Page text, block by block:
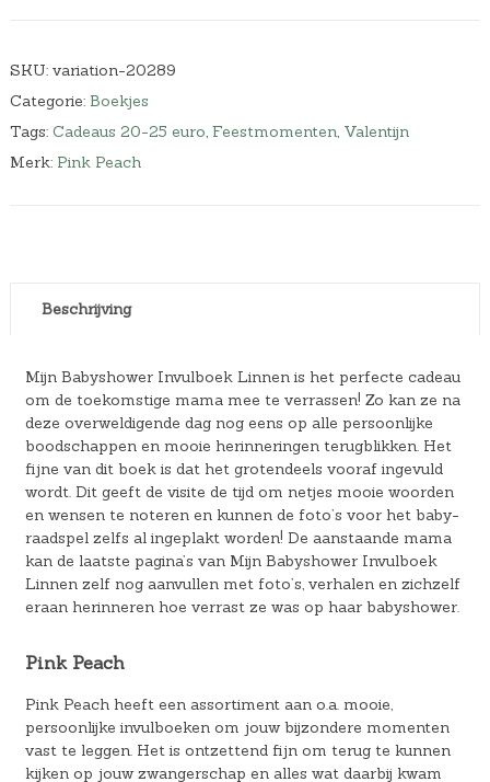
SKU: variation-20289
Categorie: Boekjes
Tags: Cadeaus 20-25 euro, Feestmomenten, Valentijn
Merk: Pink Peach
Beschrijving
Mijn Babyshower Invulboek Linnen is het perfecte cadeau
om de toekomstige mama mee te verrassen! Zo kan ze na
deze overweldigende dag nog eens op alle persoonlijke
boodschappen en mooie herinneringen terugblikken. Het
fijne van dit boek is dat het grotendeels vooraf ingevuld
wordt. Dit geeft de visite de tijd om netjes mooie woorden
en wensen te noteren en kunnen de foto’s voor het baby-
raadspel zelfs al ingeplakt worden! De aanstaande mama
kan de laatste pagina’s van Mijn Babyshower Invulboek
Linnen zelf nog aanvullen met foto’s, verhalen en zichzelf
eraan herinneren hoe verrast ze was op haar babyshower.
Pink Peach
Pink Peach heeft een assortiment aan o.a. mooie,
persoonlijke invulboeken om jouw bijzondere momenten
vast te leggen. Het is ontzettend fijn om terug te kunnen
kijken op jouw zwangerschap en alles wat daarbij kwam